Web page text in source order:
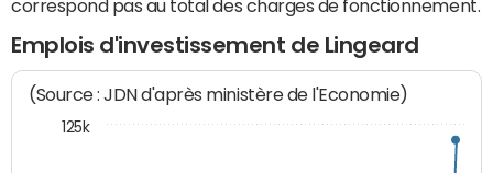
correspond pas au total des charges de fonctionnement.
Emplois d'investissement de Lingeard
(Source : JDN d'après ministère de l'Economie)
125k